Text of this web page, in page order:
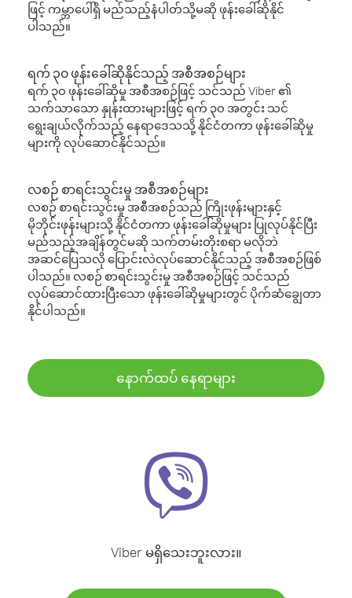
ဖြင့် ကမ္ဘာပေါ်ရှိ မည်သည့်နံပါတ်သို့မဆို ဖုန်းခေါ်ဆိုနိုင်
ပါသည်။
ရက် ၃၀ ဖုန်းခေါ်ဆိုနိုင်သည့် အစီအစဉ်များ
ရက် ၃၀ ဖုန်းခေါ်ဆိုမှု အစီအစဉ်ဖြင့် သင်သည် Viber ၏
သက်သာသော နှုန်းထားများဖြင့် ရက် ၃၀ အတွင်း သင်
ရွေးချယ်လိုက်သည့် နေရာဒေသသို့ နိုင်ငံတကာ ဖုန်းခေါ်ဆိုမှု
များကို လုပ်ဆောင်နိုင်သည်။
လစဉ် စာရင်းသွင်းမှု အစီအစဉ်များ
လစဉ် စာရင်းသွင်းမှု အစီအစဉ်သည် ကြိုးဖုန်းများနှင့်
မိုဘိုင်းဖုန်းများသို့ နိုင်ငံတကာ ဖုန်းခေါ်ဆိုမှုများ ပြုလုပ်နိုင်ပြီး
မည်သည့်အချိန်တွင်မဆို သက်တမ်းတိုးစရာ မလိုဘဲ
အဆင်ပြေသလို ပြောင်းလဲလုပ်ဆောင်နိုင်သည့် အစီအစဉ်ဖြစ်
ပါသည်။ လစဉ် စာရင်းသွင်းမှု အစီအစဉ်ဖြင့် သင်သည်
လုပ်ဆောင်ထားပြီးသော ဖုန်းခေါ်ဆိုမှုများတွင် ပိုက်ဆံချွေတာ
နိုင်ပါသည်။
နောက်ထပ် နေရာများ
Viber မရှိသေးဘူးလား။